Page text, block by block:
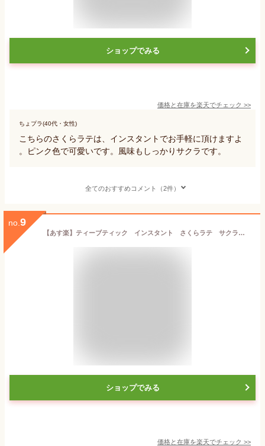
ショップでみる
価格と在庫を楽天でチェック >>
ちょプラ(40代・女性)
こちらのさくらラテは、インスタントでお手軽に頂けますよ
。ピンク色で可愛いです。風味もしっかりサクラです。
全てのおすすめコメント（2件）
no. 9
【あす楽】ティーブティック インスタント さくらラテ サクララテ 桜ラテ【初春食材】
ショップでみる
価格と在庫を楽天でチェック >>